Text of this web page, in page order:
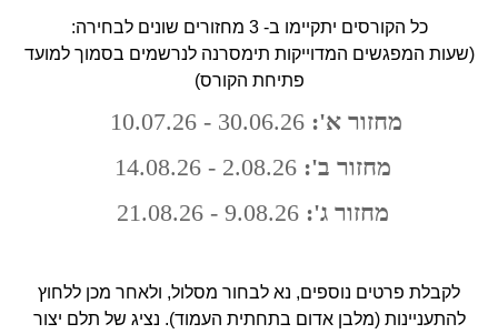
כל הקורסים יתקיימו ב- 3 מחזורים שונים לבחירה:
(שעות המפגשים המדוייקות תימסרנה לנרשמים בסמוך למועד
פתיחת הקורס)
מחזור א': 30.06.26 - 10.07.26
מחזור ב': 2.08.26 - 14.08.26
מחזור ג': 9.08.26 - 21.08.26
לקבלת פרטים נוספים, נא לבחור מסלול, ולאחר מכן ללחוץ
להתעניינות (מלבן אדום בתחתית העמוד). נציג של תלם יצור